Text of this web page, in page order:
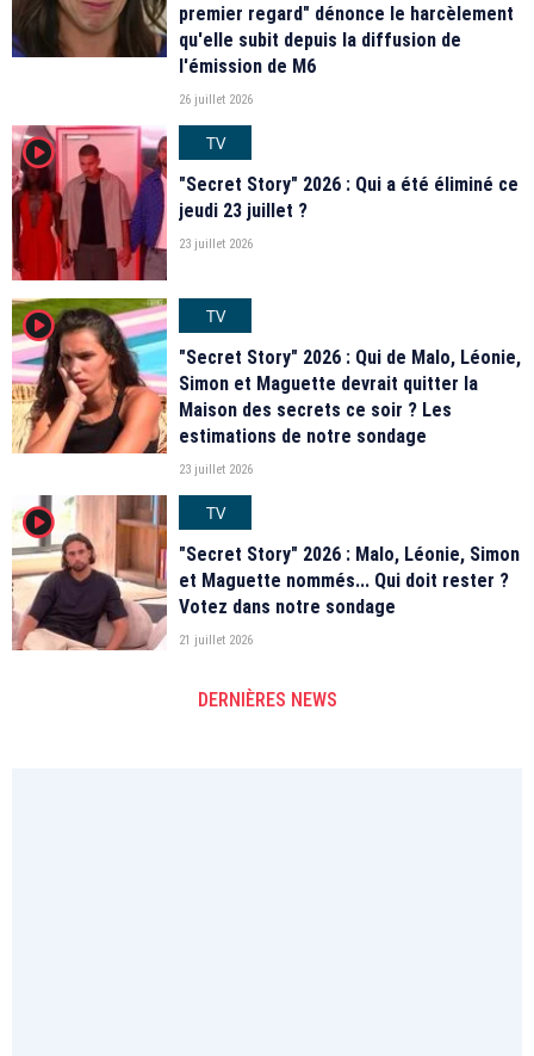
premier regard" dénonce le harcèlement
qu'elle subit depuis la diffusion de
l'émission de M6
26 juillet 2026
player2
TV
"Secret Story" 2026 : Qui a été éliminé ce
jeudi 23 juillet ?
23 juillet 2026
player2
TV
"Secret Story" 2026 : Qui de Malo, Léonie,
Simon et Maguette devrait quitter la
Maison des secrets ce soir ? Les
estimations de notre sondage
23 juillet 2026
player2
TV
"Secret Story" 2026 : Malo, Léonie, Simon
et Maguette nommés... Qui doit rester ?
Votez dans notre sondage
21 juillet 2026
DERNIÈRES NEWS